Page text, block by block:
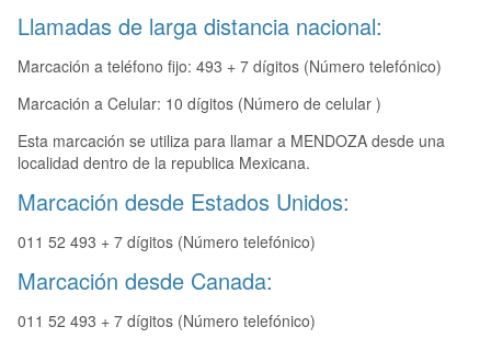
Llamadas de larga distancia nacional:
Marcación a teléfono fijo: 493 + 7 dígitos (Número telefónico)
Marcación a Celular: 10 dígitos (Número de celular )
Esta marcación se utiliza para llamar a MENDOZA desde una
localidad dentro de la republica Mexicana.
Marcación desde Estados Unidos:
011 52 493 + 7 dígitos (Número telefónico)
Marcación desde Canada:
011 52 493 + 7 dígitos (Número telefónico)